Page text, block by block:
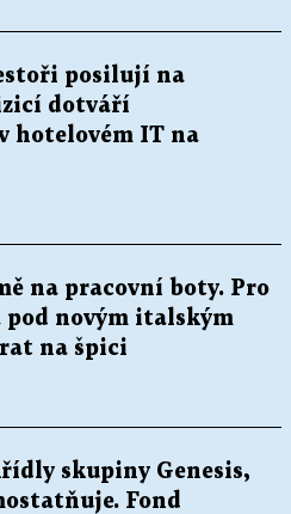
posilují na
dotváří
hotelovém IT na
na pracovní boty. Pro
pod novým italským
na špici
skupiny Genesis,
Fond